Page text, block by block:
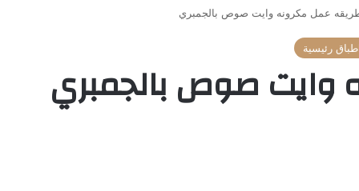
عمل مكرونه وايت صوص بالجمبري
رئيسية
وايت صوص بالجمبري